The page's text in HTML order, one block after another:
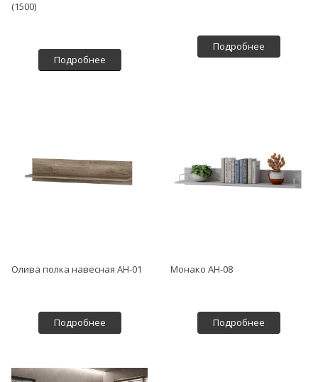
(1500)
Подробнее
Подробнее
Олива полка навесная АН-01
Подробнее
Монако АН-08
Подробнее